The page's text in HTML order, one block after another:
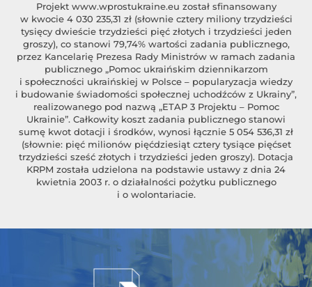
Projekt www.wprostukraine.eu został sfinansowany
w kwocie 4 030 235,31 zł (słownie cztery miliony trzydzieści
tysięcy dwieście trzydzieści pięć złotych i trzydzieści jeden
groszy), co stanowi 79,74% wartości zadania publicznego,
przez Kancelarię Prezesa Rady Ministrów w ramach zadania
publicznego „Pomoc ukraińskim dziennikarzom
i społeczności ukraińskiej w Polsce – popularyzacja wiedzy
i budowanie świadomości społecznej uchodźców z Ukrainy”,
realizowanego pod nazwą „ETAP 3 Projektu – Pomoc
Ukrainie”. Całkowity koszt zadania publicznego stanowi
sumę kwot dotacji i środków, wynosi łącznie 5 054 536,31 zł
(słownie: pięć milionów pięćdziesiąt cztery tysiące pięćset
trzydzieści sześć złotych i trzydzieści jeden groszy). Dotacja
KRPM została udzielona na podstawie ustawy z dnia 24
kwietnia 2003 r. o działalności pożytku publicznego
i o wolontariacie.